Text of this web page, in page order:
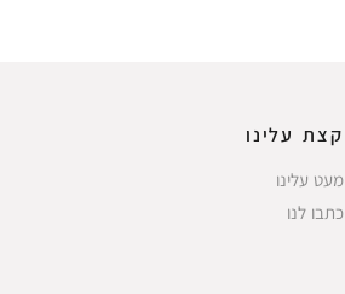
קצת עלינו
מעט עלינו
כתבו לנו